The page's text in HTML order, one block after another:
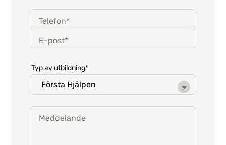
Telefon*
E-post*
Typ av utbildning*
Meddelande